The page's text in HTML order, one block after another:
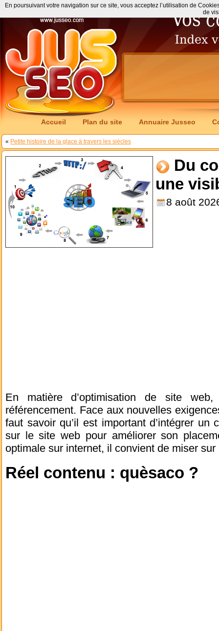
Accueil Plan du site Annuaire Jusseo
« Petite histoire de la glace à travers les siècles
Du
une
8 août
En matière d’optimisation de site
référencement. Face aux nouvelles
faut savoir qu’il est important d’intégrer un
sur le site web pour améliorer son
optimale sur internet, il convient de miser
Réel contenu : quèsaco ?
En poursuivant votre navigation sur ce site, vous acceptez l’utilisation de
de